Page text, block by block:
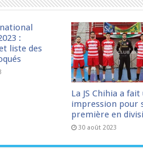
:
liste des
La JS Chihia a
impression pour
première en
30 août 2023